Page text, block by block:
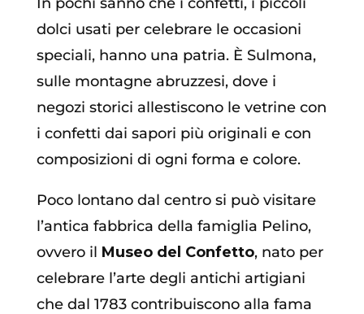
dolci usati per celebrare le occasioni
speciali, hanno una patria. È Sulmona,
sulle montagne abruzzesi, dove i
negozi storici allestiscono le vetrine con
i confetti dai sapori più originali e con
composizioni di ogni forma e colore.
Poco lontano dal centro si può visitare
l’antica fabbrica della famiglia Pelino,
ovvero il Museo del Confetto, nato per
celebrare l’arte degli antichi artigiani
che dal 1783 contribuiscono alla fama